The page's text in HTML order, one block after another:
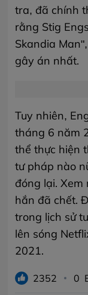
tra, đã chính
rằng Stig
Skandia
gây án nhất.
Tuy nhiên,
tháng 6 năm
thể thực hiện
tư pháp nào
đóng lại. Xem
hắn đã chết.
trong lịch sử
lên sóng
2021.
2352 0